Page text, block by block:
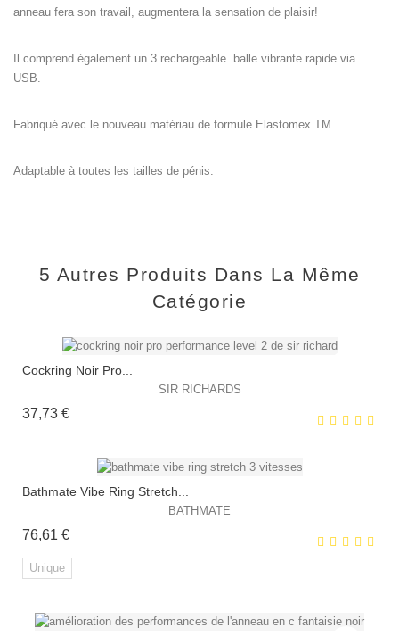
anneau fera son travail, augmentera la sensation de plaisir!
Il comprend également un 3 rechargeable. balle vibrante rapide via
USB.
Fabriqué avec le nouveau matériau de formule Elastomex TM.
Adaptable à toutes les tailles de pénis.
5 Autres Produits Dans La Même
Catégorie
HORS STOCK
Cockring Noir Pro...
SIR RICHARDS
37,73 €Prix
Bathmate Vibe Ring Stretch...
BATHMATE
76,61 €Prix
Unique